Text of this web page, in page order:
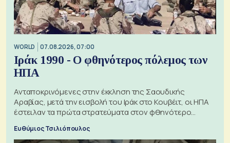
WORLD 07.08.2026, 07:00
Ιράκ 1990 - Ο φθηνότερος πόλεμος των
ΗΠΑ
Ανταποκρινόμενες στην έκκληση της Σαουδικής
Αραβίας, μετά την εισβολή του Ιράκ στο Κουβέιτ, οι ΗΠΑ
έστειλαν τα πρώτα στρατεύματα στον φθηνότερο
πόλεμο της ιστορίας τους
Ευθύμιος Τσιλιόπουλος